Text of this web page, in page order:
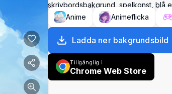
skrivbordsbakgrund, spelkonst, blå
Anime
Animeflicka
Ladda ner bakgrundsbild
Tillgänglig i
Chrome Web Store